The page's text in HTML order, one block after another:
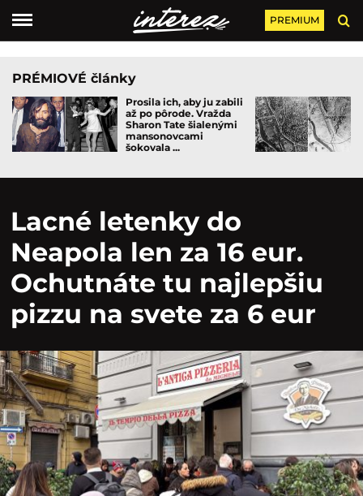
PREMIUM
PRÉMIOVÉ články
Prosila ich, aby ju zabili
až po pôrode. Vražda
Sharon Tate šialenými
mansonovcami
šokovala ...
Lacné letenky do
Neapola len za 16 eur.
Ochutnáte tu najlepšiu
pizzu na svete za 6 eur